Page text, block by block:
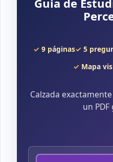
9 páginas
5
Mapa
Calzada
un